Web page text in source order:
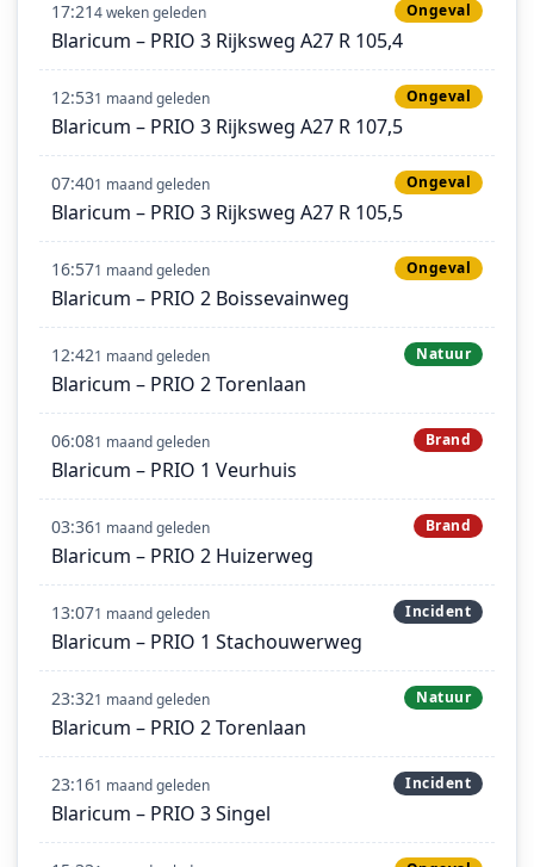
17:214 weken geleden Ongeval
Blaricum – PRIO 3 Rijksweg A27 R 105,4
12:531 maand geleden Ongeval
Blaricum – PRIO 3 Rijksweg A27 R 107,5
07:401 maand geleden Ongeval
Blaricum – PRIO 3 Rijksweg A27 R 105,5
16:571 maand geleden Ongeval
Blaricum – PRIO 2 Boissevainweg
12:421 maand geleden Natuur
Blaricum – PRIO 2 Torenlaan
06:081 maand geleden Brand
Blaricum – PRIO 1 Veurhuis
03:361 maand geleden Brand
Blaricum – PRIO 2 Huizerweg
13:071 maand geleden Incident
Blaricum – PRIO 1 Stachouwerweg
23:321 maand geleden Natuur
Blaricum – PRIO 2 Torenlaan
23:161 maand geleden Incident
Blaricum – PRIO 3 Singel